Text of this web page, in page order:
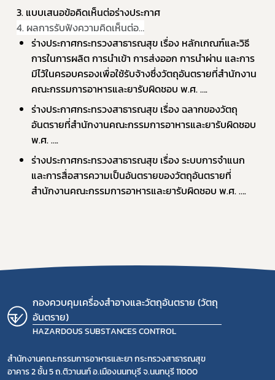
3. แบบเสนอข้อคิดเห็นต่อร่างประกาศ
4. ผลการรับฟังความคิดเห็นต่อ…
ร่างประกาศกระทรวงสาธารณสุข เรื่อง หลักเกณฑ์และวิธี
การในการผลิต การนำเข้า การส่งออก การนำผ่าน และการ
มีไว้ในครอบครองเพื่อใช้รับจ้างซึ่งวัตถุอันตรายที่สำนักงาน
คณะกรรมการอาหารและยารับผิดชอบ พ.ศ. ….
ร่างประกาศกระทรวงสาธารณสุข เรื่อง ฉลากของวัตถุ
อันตรายที่สำนักงานคณะกรรมการอาหารและยารับผิดชอบ
พ.ศ. ….
ร่างประกาศกระทรวงสาธารณสุข เรื่อง ระบบการจำแนก
และการสื่อสารความเป็นอันตรายของวัตถุอันตรายที่
สำนักงานคณะกรรมการอาหารและยารับผิดชอบ พ.ศ. ….
กองควบคุมเครื่องสำอางและวัตถุอันตราย (วัตถุ
อันตราย)
HAZARDOUS SUBSTANCES CONTROL
สำนักงานคณะกรรมการอาหารและยา กระทรวงสาธารณสุข
อาคาร 2 ชั้น 5 ถ.ติวานนท์ อ.เมืองนนทบุรี จ.นนทบุรี 11000